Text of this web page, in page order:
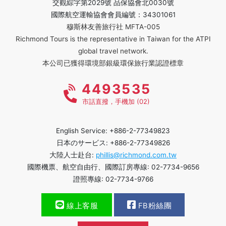
交觀綜字第2029號 品保協會北0030號
國際航空運輸協會會員編號：34301061
穆斯林友善旅行社 MFTA-005
Richmond Tours is the representative in Taiwan for the ATPI
global travel network.
本公司已獲得環境部銀級環保旅行業認證標章
4493535
市話直撥，手機加 (02)
English Service: +886-2-77349823
日本のサービス: +886-2-77349826
大陸人士赴台: phillis@richmond.com.tw
國際機票、航空自由行、國際訂房專線: 02-7734-9656
證照專線: 02-7734-9766
線上客服 FB粉絲團